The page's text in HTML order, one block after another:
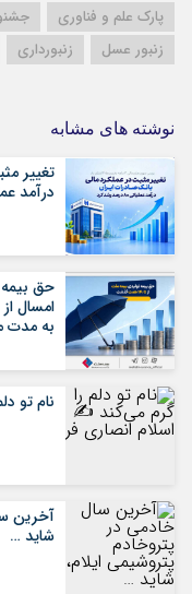
پارک علم و فناوری
زنبور عسل
زنبورداری
نوشته های مشابه
تغییر
درآمد عملیاتی ۸۰
حق
به مدت
نام تو دلم را
آخرین
شاید …